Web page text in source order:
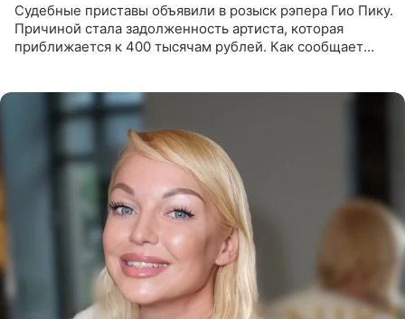
Судебные приставы объявили в розыск рэпера Гио Пику.
Причиной стала задолженность артиста, которая
приближается к 400 тысячам рублей. Как сообщает